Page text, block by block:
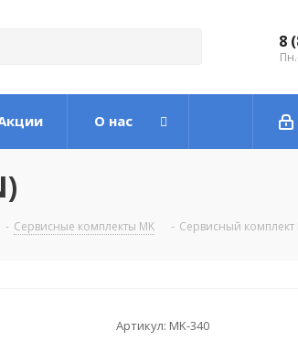
8
О нас
- Сервисные комплекты MK - Сервисный комплект
Артикул: MK-340